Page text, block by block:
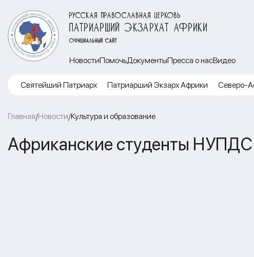
РУССКАЯ ПРАВОСЛАВНАЯ ЦЕРКОВЬ
ПАТРИАРШИЙ ЭКЗАРХАТ АФРИКИ
ОФИЦИАЛЬНЫЙ САЙТ
НовостиПомочьДокументыПресса о насВидео
Cвятейший Патриарх Патриарший Экзарх Африки Северо-
Главная/Новости/Культура и образование
Африканские студенты НУПДС